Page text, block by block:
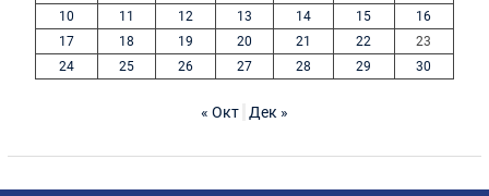
10
11 12 13 14 15
16
17
18 19 20 21 22
23
24
25 26 27 28 29 30
« Окт Дек »